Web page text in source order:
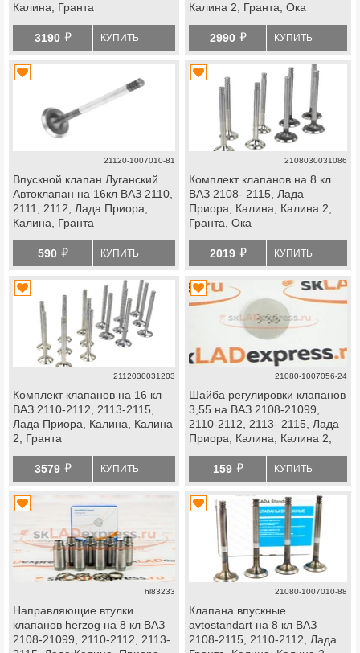
Калина, Гранта
3190 й КУПИТЬ
Калина 2, Гранта, Ока
2990 й КУПИТЬ
21120-1007010-81
Впускной клапан Луганский
Автоклапан на 16кл ВАЗ 2110,
2111, 2112, Лада Приора,
Калина, Гранта
590 й КУПИТЬ
2108030031086
Комплект клапанов на 8 кл
ВАЗ 2108- 2115, Лада
Приора, Калина, Калина 2,
Гранта, Ока
2019 й КУПИТЬ
2112030031203
Комплект клапанов на 16 кл
ВАЗ 2110-2112, 2113-2115,
Лада Приора, Калина, Калина
2, Гранта
3579 й КУПИТЬ
21080-1007056-24
Шайба регулировки клапанов
3,55 на ВАЗ 2108-21099,
2110-2112, 2113- 2115, Лада
Приора, Калина, Калина 2,
159 й КУПИТЬ
hl83233
Направляющие втулки
клапанов herzog на 8 кл ВАЗ
2108-21099, 2110-2112, 2113-
21080-1007010-88
Клапана впускные
avtostandart на 8 кл ВАЗ
2108-2115, 2110-2112, Лада